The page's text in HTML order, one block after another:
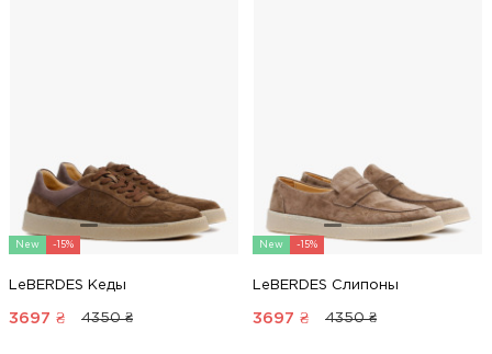
New -15%
LeBERDES Кеды
3697 ₴ 4350 ₴
New -15%
LeBERDES Слипоны
3697 ₴ 4350 ₴